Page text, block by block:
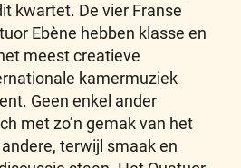
kwartet. De vier Franse
Ebène hebben klasse en
meest creatieve
kamermuziek
Geen enkel ander
met zo’n gemak van het
terwijl smaak en